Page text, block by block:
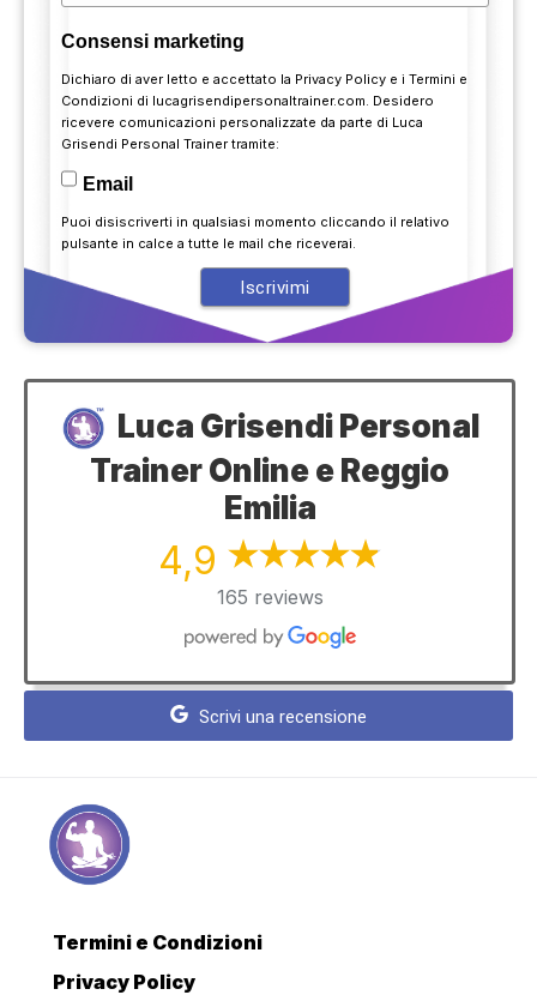
Consensi marketing
Dichiaro di aver letto e accettato la Privacy Policy e iTermini e
Condizioni di lucagrisendipersonaltrainer.com. Desidero
ricevere comunicazioni personalizzate da parte di Luca
Grisendi Personal Trainer tramite:
Email
Puoi disiscriverti in qualsiasi momento cliccando il relativo
pulsante in calce a tutte le mail che riceverai.
Luca Grisendi Personal
Trainer Online e Reggio
Emilia
4,9
165 reviews
Scrivi una recensione
Termini e Condizioni
Privacy Policy